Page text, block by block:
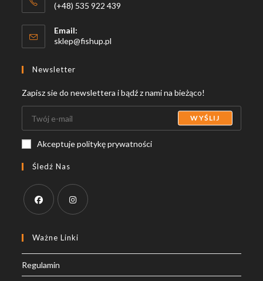
(+48) 535 922 439
Email:
sklep@fishup.pl
Newsletter
Zapisz sie do newslettera i bądź z nami na bieżąco!
WYŚLIJ
Akceptuje politykę prywatności
Śledź Nas
in
new
in
new
Ważne Linki
Regulamin